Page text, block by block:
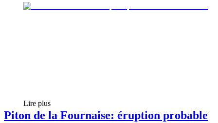
Lire plus
Piton de la Fournaise: éruption probable